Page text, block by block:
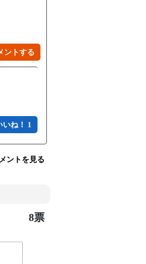
いね！ 1
ントを見る
8票